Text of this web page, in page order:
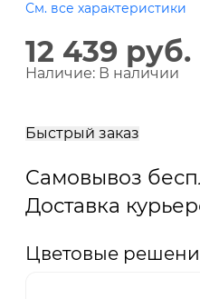
См. все характеристики
12 439 руб.
Наличие: В наличии
Быстрый заказ
Самовывоз
Доставка
Цветовые